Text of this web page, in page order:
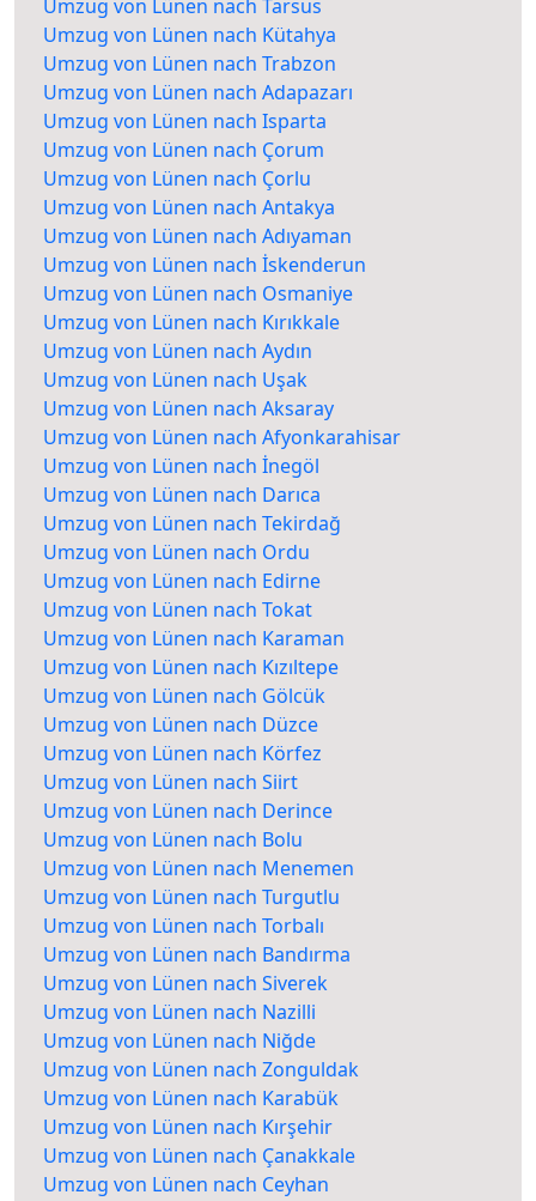
Umzug von Lünen nach Tarsus
Umzug von Lünen nach Kütahya
Umzug von Lünen nach Trabzon
Umzug von Lünen nach Adapazarı
Umzug von Lünen nach Isparta
Umzug von Lünen nach Çorum
Umzug von Lünen nach Çorlu
Umzug von Lünen nach Antakya
Umzug von Lünen nach Adıyaman
Umzug von Lünen nach İskenderun
Umzug von Lünen nach Osmaniye
Umzug von Lünen nach Kırıkkale
Umzug von Lünen nach Aydın
Umzug von Lünen nach Uşak
Umzug von Lünen nach Aksaray
Umzug von Lünen nach Afyonkarahisar
Umzug von Lünen nach İnegöl
Umzug von Lünen nach Darıca
Umzug von Lünen nach Tekirdağ
Umzug von Lünen nach Ordu
Umzug von Lünen nach Edirne
Umzug von Lünen nach Tokat
Umzug von Lünen nach Karaman
Umzug von Lünen nach Kızıltepe
Umzug von Lünen nach Gölcük
Umzug von Lünen nach Düzce
Umzug von Lünen nach Körfez
Umzug von Lünen nach Siirt
Umzug von Lünen nach Derince
Umzug von Lünen nach Bolu
Umzug von Lünen nach Menemen
Umzug von Lünen nach Turgutlu
Umzug von Lünen nach Torbalı
Umzug von Lünen nach Bandırma
Umzug von Lünen nach Siverek
Umzug von Lünen nach Nazilli
Umzug von Lünen nach Niğde
Umzug von Lünen nach Zonguldak
Umzug von Lünen nach Karabük
Umzug von Lünen nach Kırşehir
Umzug von Lünen nach Çanakkale
Umzug von Lünen nach Ceyhan